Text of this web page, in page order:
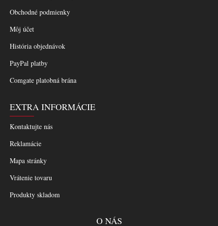
Obchodné podmienky
Môj účet
História objednávok
PayPal platby
Comgate platobná brána
EXTRA INFORMÁCIE
Kontaktujte nás
Reklamácie
Mapa stránky
Vrátenie tovaru
Produkty skladom
O NÁS